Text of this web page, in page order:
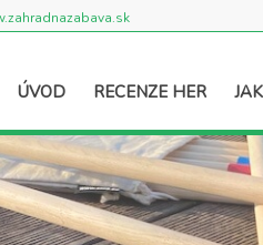
ÚVOD RECENZE HER